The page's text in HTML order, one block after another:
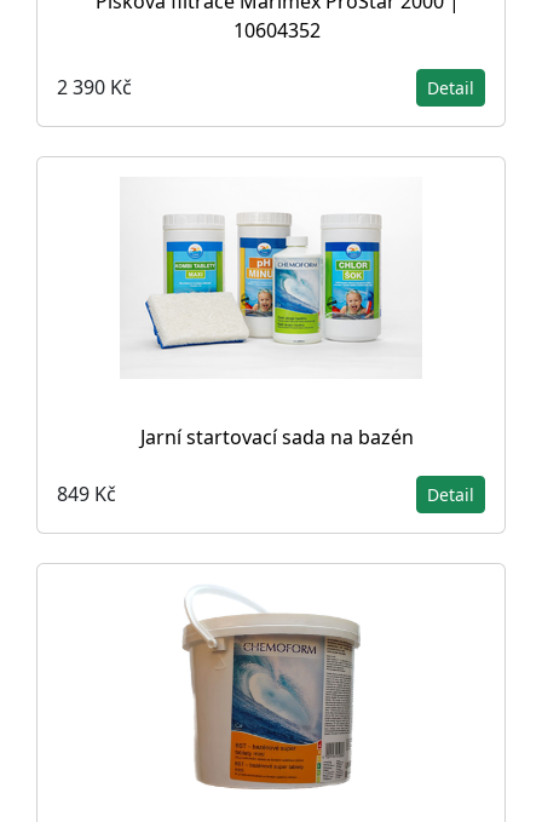
10604352
2 390 Kč Detail
Jarní startovací sada na bazén
849 Kč Detail